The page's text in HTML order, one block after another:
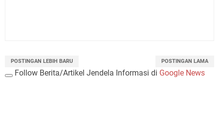
POSTINGAN LEBIH BARU POSTINGAN LAMA
Follow Berita/Artikel Jendela Informasi di Google News